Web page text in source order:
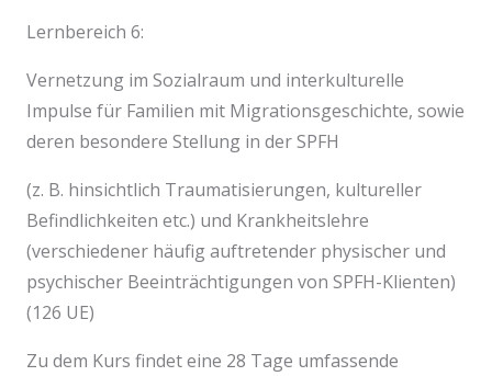
Lernbereich 6:
Vernetzung im Sozialraum und interkulturelle
Impulse für Familien mit Migrationsgeschichte, sowie
deren besondere Stellung in der SPFH
(z. B. hinsichtlich Traumatisierungen, kultureller
Befindlichkeiten etc.) und Krankheitslehre
(verschiedener häufig auftretender physischer und
psychischer Beeinträchtigungen von SPFH-Klienten)
(126 UE)
Zu dem Kurs findet eine 28 Tage umfassende